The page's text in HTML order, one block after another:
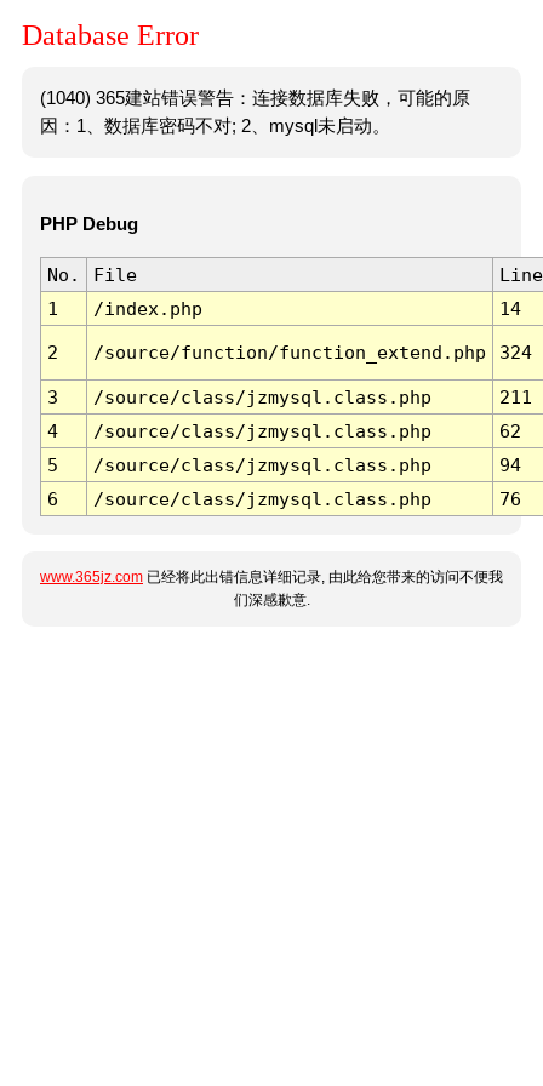
Database Error
(1040) 365建站错误警告：连接数据库失败，可能的原
因：1、数据库密码不对; 2、mysql未启动。
PHP Debug
No. File
Line
1
/index.php 14
2 /source/function/function_extend.php 324
3 /source/class/jzmysql.class.php
211
4
/source/class/jzmysql.class.php
62
5
/source/class/jzmysql.class.php
94
6
/source/class/jzmysql.class.php 76
www.365jz.com 已经将此出错信息详细记录, 由此给您带来的访问不便我
们深感歉意.